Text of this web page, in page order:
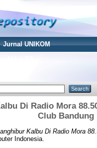
Jurnal UNIKOM
Di Radio Mora
Club Bandung
Kalbu Di Radio Mora
Indonesia.